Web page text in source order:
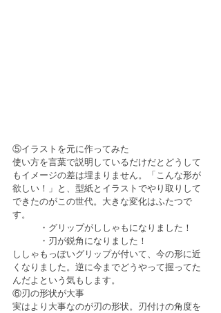
⑤イラストを元に作ってみた
使い方を言葉で説明しているだけだとどうして
もイメージの差は埋まりません。「こんな形が
欲しい！」と、型紙とイラストでやり取りして
できたのがこの世代。大きな変化はふたつで
す。
・グリップがししゃもになりました！
・刃が鋭角になりました！
ししゃもっぽいグリップが付いて、今の形に近
くなりました。逆に今までどうやって握ってた
んだよという気もします。
⑥刃の形状が大事
実はより大事なのが刃の形状。刃付けの角度を